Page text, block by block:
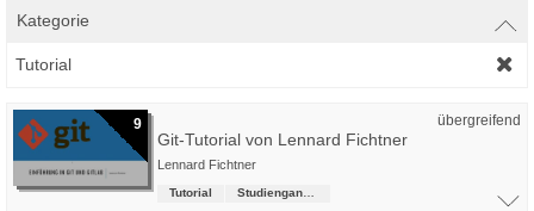
Kategorie
Tutorial
9 übergreifend
Git-Tutorial von Lennard Fichtner
Lennard Fichtner
Tutorial